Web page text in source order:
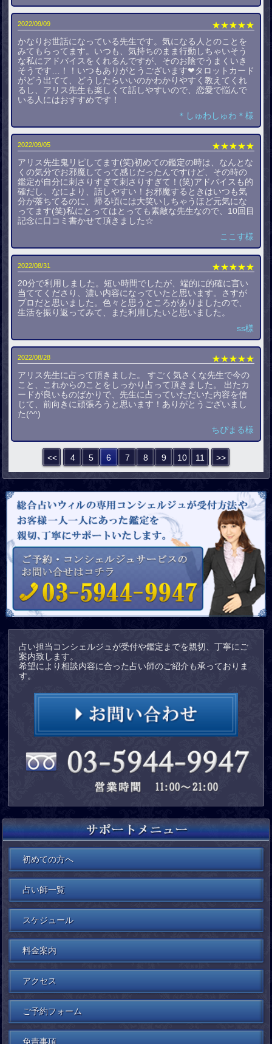
2022/09/09
★★★★★
かなりお世話になっている先生です。気になる人とのことを
みてもらってます。いつも、気持ちのまま行動しちゃいそう
な私にアドバイスをくれるんですが、そのお陰でうまくいき
そうです…！！いつもありがとうございます❤タロットカード
がどう出てて、どうしたらいいのかわかりやすく教えてくれ
るし、アリス先生も楽しくて話しやすいので、恋愛で悩んで
いる人にはおすすめです！
＊しゅわしゅわ＊様
2022/09/05
★★★★★
アリス先生鬼リピしてます(笑)初めての鑑定の時は、なんとな
くの気分でお邪魔してって感じだったんですけど、その時の
鑑定が自分に刺さりすぎて刺さりすぎて！(笑)アドバイスも的
確だし、なにより、話しやすい！お邪魔するときはいつも気
分が落ちてるのに、帰る頃には大笑いしちゃうほど元気にな
ってます(笑)私にとってはとっても素敵な先生なので、10回目
記念に口コミ書かせて頂きました☆
ここす様
2022/08/31
★★★★★
20分で利用しました。短い時間でしたが、端的に的確に言い
当ててくださり、濃い内容になっていたと思います。さすが
プロだと思いました。色々と思うところがありましたので、
生活を振り返ってみて、また利用したいと思いました。
ss様
2022/08/28
★★★★★
アリス先生に占って頂きました。 すごく気さくな先生で今の
こと、これからのことをしっかり占って頂きました。 出たカ
ードが良いものばかりで、先生に占っていただいた内容を信
じて、前向きに頑張ろうと思います！ありがとうございまし
た(^^)
ちぴまる様
<< 4 5 6 7 8 9 10 11 >>
占い担当コンシェルジュが受付や鑑定までを親切、丁寧にご
案内致します。
希望により相談内容に合った占い師のご紹介も承っておりま
す。
初めての方へ
占い師一覧
スケジュール
料金案内
アクセス
ご予約フォーム
免責事項